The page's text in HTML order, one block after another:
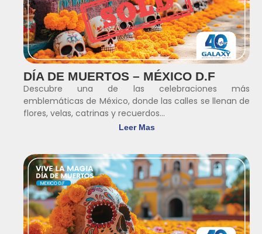
DÍA DE MUERTOS – MÉXICO D.F
Descubre una de las celebraciones más
emblemáticas de México, donde las calles se llenan de
flores, velas, catrinas y recuerdos...
Leer Mas